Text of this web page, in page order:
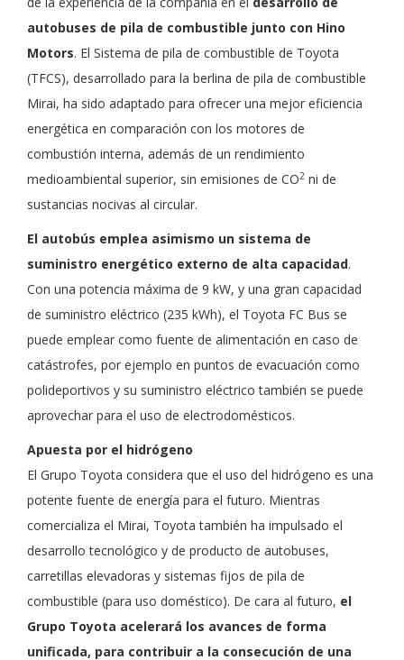
autobuses de pila de combustible junto con Hino
Motors. El Sistema de pila de combustible de Toyota
(TFCS), desarrollado para la berlina de pila de combustible
Mirai, ha sido adaptado para ofrecer una mejor eficiencia
energética en comparación con los motores de
combustión interna, además de un rendimiento
medioambiental superior, sin emisiones de CO2 ni de
sustancias nocivas al circular.
El autobús emplea asimismo un sistema de
suministro energético externo de alta capacidad.
Con una potencia máxima de 9 kW, y una gran capacidad
de suministro eléctrico (235 kWh), el Toyota FC Bus se
puede emplear como fuente de alimentación en caso de
catástrofes, por ejemplo en puntos de evacuación como
polideportivos y su suministro eléctrico también se puede
aprovechar para el uso de electrodomésticos.
Apuesta por el hidrógeno
El Grupo Toyota considera que el uso del hidrógeno es una
potente fuente de energía para el futuro. Mientras
comercializa el Mirai, Toyota también ha impulsado el
desarrollo tecnológico y de producto de autobuses,
carretillas elevadoras y sistemas fijos de pila de
combustible (para uso doméstico). De cara al futuro, el
Grupo Toyota acelerará los avances de forma
unificada, para contribuir a la consecución de una